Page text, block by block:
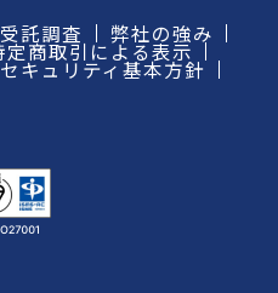
託調査 弊社の強み
定商取引による表示
キュリティ基本方針